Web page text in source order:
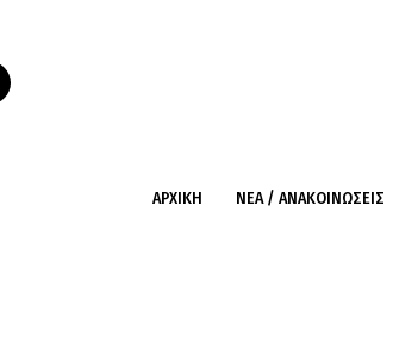
ΑΡΧΙΚΉ ΝΈΑ / ΑΝΑΚΟΙΝΏΣΕΙΣ